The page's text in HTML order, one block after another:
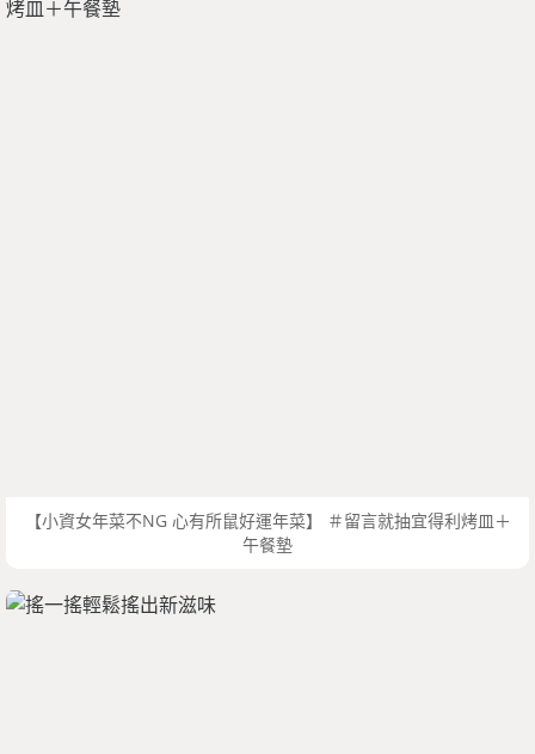
【小資女年菜不NG 心有所鼠好運年菜】 ＃留言就抽宜得利烤皿＋
午餐墊